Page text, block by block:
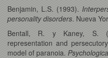
Benjamin, L.S. (1993).
personality disorders. Nueva
Bentall, R. y Kaney, S.
representation and
model of paranoia.